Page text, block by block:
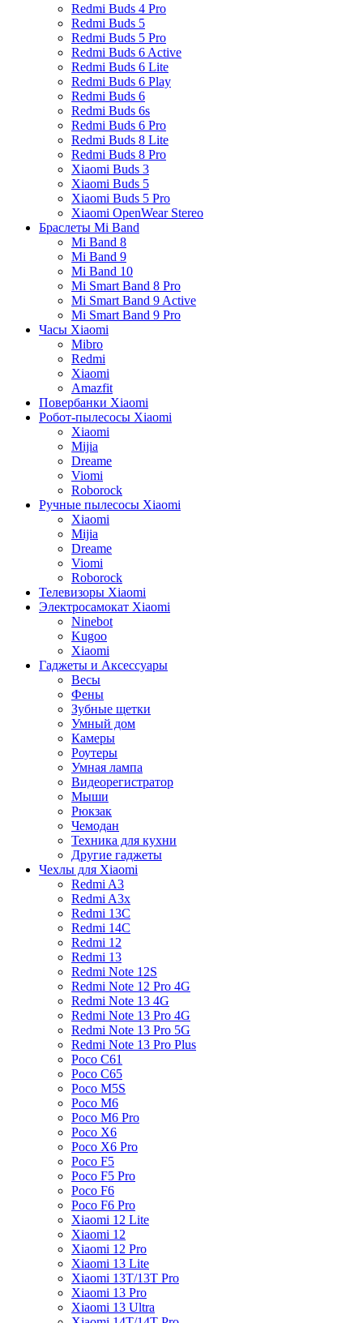
Redmi Buds 4 Pro
Redmi Buds 5
Redmi Buds 5 Pro
Redmi Buds 6 Active
Redmi Buds 6 Lite
Redmi Buds 6 Play
Redmi Buds 6
Redmi Buds 6s
Redmi Buds 6 Pro
Redmi Buds 8 Lite
Redmi Buds 8 Pro
Xiaomi Buds 3
Xiaomi Buds 5
Xiaomi Buds 5 Pro
Xiaomi OpenWear Stereo
Браслеты Mi Band
Mi Band 8
Mi Band 9
Mi Band 10
Mi Smart Band 8 Pro
Mi Smart Band 9 Active
Mi Smart Band 9 Pro
Часы Xiaomi
Mibro
Redmi
Xiaomi
Amazfit
Повербанки Xiaomi
Робот-пылесосы Xiaomi
Xiaomi
Mijia
Dreame
Viomi
Roborock
Ручные пылесосы Xiaomi
Xiaomi
Mijia
Dreame
Viomi
Roborock
Телевизоры Xiaomi
Электросамокат Xiaomi
Ninebot
Kugoo
Xiaomi
Гаджеты и Аксессуары
Весы
Фены
Зубные щетки
Умный дом
Камеры
Роутеры
Умная лампа
Видеорегистратор
Мыши
Рюкзак
Чемодан
Техника для кухни
Другие гаджеты
Чехлы для Xiaomi
Redmi A3
Redmi A3x
Redmi 13C
Redmi 14C
Redmi 12
Redmi 13
Redmi Note 12S
Redmi Note 12 Pro 4G
Redmi Note 13 4G
Redmi Note 13 Pro 4G
Redmi Note 13 Pro 5G
Redmi Note 13 Pro Plus
Poco C61
Poco C65
Poco M5S
Poco M6
Poco M6 Pro
Poco X6
Poco X6 Pro
Poco F5
Poco F5 Pro
Poco F6
Poco F6 Pro
Xiaomi 12 Lite
Xiaomi 12
Xiaomi 12 Pro
Xiaomi 13 Lite
Xiaomi 13T/13T Pro
Xiaomi 13 Pro
Xiaomi 13 Ultra